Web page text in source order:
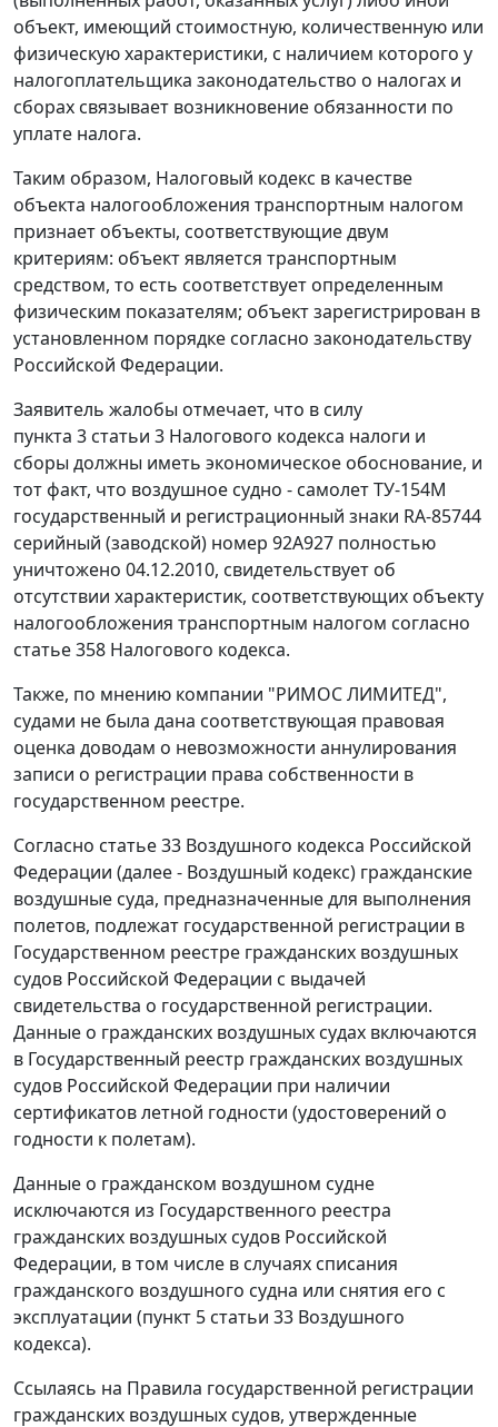
объект, имеющий стоимостную, количественную или
физическую характеристики, с наличием которого у
налогоплательщика законодательство о налогах и
сборах связывает возникновение обязанности по
уплате налога.
Таким образом, Налоговый кодекс в качестве
объекта налогообложения транспортным налогом
признает объекты, соответствующие двум
критериям: объект является транспортным
средством, то есть соответствует определенным
физическим показателям; объект зарегистрирован в
установленном порядке согласно законодательству
Российской Федерации.
Заявитель жалобы отмечает, что в силу
пункта 3 статьи 3 Налогового кодекса налоги и
сборы должны иметь экономическое обоснование, и
тот факт, что воздушное судно - самолет ТУ-154М
государственный и регистрационный знаки RA-85744
серийный (заводской) номер 92А927 полностью
уничтожено 04.12.2010, свидетельствует об
отсутствии характеристик, соответствующих объекту
налогообложения транспортным налогом согласно
статье 358 Налогового кодекса.
Также, по мнению компании "РИМОС ЛИМИТЕД",
судами не была дана соответствующая правовая
оценка доводам о невозможности аннулирования
записи о регистрации права собственности в
государственном реестре.
Согласно статье 33 Воздушного кодекса Российской
Федерации (далее - Воздушный кодекс) гражданские
воздушные суда, предназначенные для выполнения
полетов, подлежат государственной регистрации в
Государственном реестре гражданских воздушных
судов Российской Федерации с выдачей
свидетельства о государственной регистрации.
Данные о гражданских воздушных судах включаются
в Государственный реестр гражданских воздушных
судов Российской Федерации при наличии
сертификатов летной годности (удостоверений о
годности к полетам).
Данные о гражданском воздушном судне
исключаются из Государственного реестра
гражданских воздушных судов Российской
Федерации, в том числе в случаях списания
гражданского воздушного судна или снятия его с
эксплуатации (пункт 5 статьи 33 Воздушного
кодекса).
Ссылаясь на Правила государственной регистрации
гражданских воздушных судов, утвержденные